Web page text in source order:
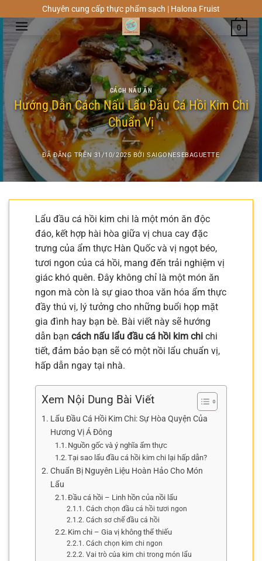
đến
nội
dung
Chuyên cung cấp thực phẩm sạch | Halona Fruist
0
CÁCH NẤU ĂN
Hướng Dẫn Cách Nấu Lẩu Đầu Cá Hồi Kim Chi
Chuẩn Vị
ĐÃ ĐĂNG TRÊN 31/10/2025 BỞISAIGONESEBAGUETTE
Lẩu đầu cá hồi kim chi là một món ăn độc
đáo, kết hợp hài hòa giữa vị chua cay đặc
trưng của ẩm thực Hàn Quốc và vị ngọt béo,
tươi ngon của cá hồi, mang đến trải nghiệm vị
giác khó quên. Đây không chỉ là một món ăn
ngon mà còn là sự giao thoa văn hóa ẩm thực
đầy thú vị, lý tưởng cho những buổi họp mặt
gia đình hay bạn bè. Bài viết này sẽ hướng
dẫn bạn cách nấu lẩu đầu cá hồi kim chi chi
tiết, đảm bảo bạn sẽ có một nồi lẩu chuẩn vị,
hấp dẫn ngay tại nhà.
Xem Nội Dung Bài Viết
Lẩu Đầu Cá Hồi Kim Chi: Sự Hòa Quyện Của
Hương Vị Á Đông
Nguồn gốc và ý nghĩa ẩm thực
Tại sao lẩu đầu cá hồi kim chi lại hấp dẫn?
Chuẩn Bị Nguyên Liệu Hoàn Hảo Cho Món
Lẩu
Đầu cá hồi – Linh hồn của nồi lẩu
Cách chọn đầu cá hồi tươi ngon
Cách sơ chế đầu cá hồi
Kim chi – Gia vị không thể thiếu
Cách chọn kim chi ngon
Vai trò của kim chi trong món lẩu